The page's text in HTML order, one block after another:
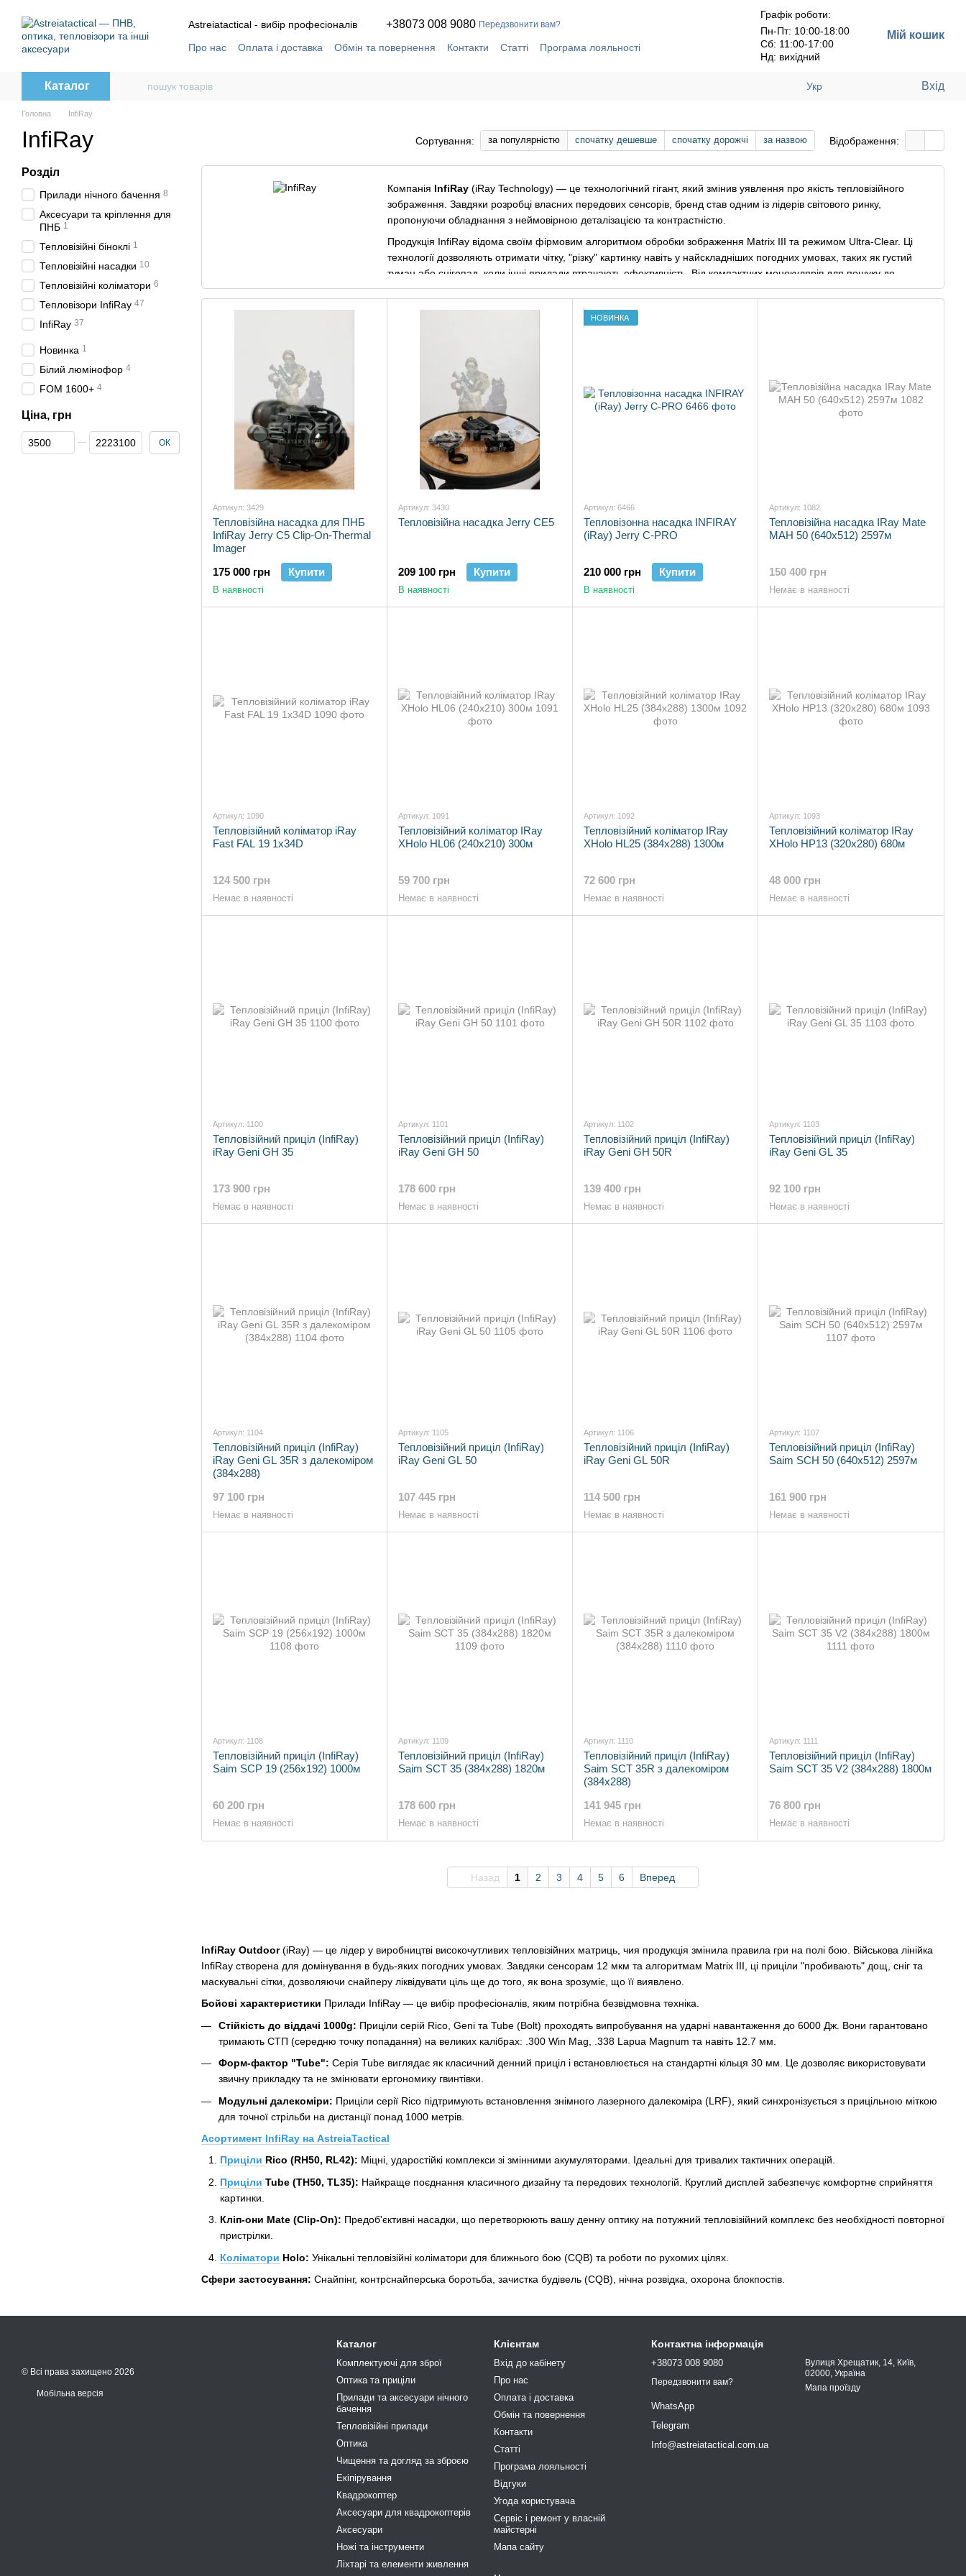
Astreiatactical - вибір професіоналів
+38073 008 9080 Передзвонити вам?
Про нас Оплата і доставка Обмін та повернення Контакти Статті
Програма лояльності
Графік роботи:
Пн-Пт: 10:00-18:00
Сб: 11:00-17:00
Нд: вихідний
Мій кошик
Каталог Укр Вхід
Головна InfiRay
InfiRay Сортування: за популярністю спочатку дешевше спочатку дорожчі за назвою Відображення:
InfiRay Outdoor(iRay) — це лідер у виробництві високочутливих тепловізійних матриць, чия продукція змінила правила гри на полі бою. Військова лінійка
InfiRay створена для домінування в будь-яких погодних умовах. Завдяки сенсорам 12 мкм та алгоритмам Matrix III, ці приціли "пробивають" дощ, сніг та
маскувальні сітки, дозволяючи снайперу ліквідувати ціль ще до того, як вона зрозуміє, що її виявлено.
Бойові характеристики Прилади InfiRay — це вибір професіоналів, яким потрібна безвідмовна техніка.
Стійкість до віддачі 1000g: Приціли серій Rico, Geni та Tube (Bolt) проходять випробування на ударні навантаження до 6000 Дж. Вони гарантовано
тримають СТП (середню точку попадання) на великих калібрах: .300 Win Mag, .338 Lapua Magnum та навіть 12.7 мм.
Форм-фактор "Tube": Серія Tube виглядає як класичний денний приціл і встановлюється на стандартні кільця 30 мм. Це дозволяє використовувати
звичну прикладку та не змінювати ергономику гвинтівки.
Модульні далекоміри: Приціли серії Rico підтримують встановлення знімного лазерного далекоміра (LRF), який синхронізується з прицільною міткою
для точної стрільби на дистанції понад 1000 метрів.
Асортимент InfiRay на AstreiaTactical
Приціли Rico (RH50, RL42): Міцні, ударостійкі комплекси зі змінними акумуляторами. Ідеальні для тривалих тактичних операцій.
Приціли Tube (TH50, TL35): Найкраще поєднання класичного дизайну та передових технологій. Круглий дисплей забезпечує комфортне сприйняття
картинки.
Кліп-они Mate (Clip-On): Предоб'єктивні насадки, що перетворюють вашу денну оптику на потужний тепловізійний комплекс без необхідності повторної
пристрілки.
Коліматори Holo: Унікальні тепловізійні коліматори для ближнього бою (CQB) та роботи по рухомих цілях.
Сфери застосування: Снайпінг, контрснайперська боротьба, зачистка будівель (CQB), нічна розвідка, охорона блокпостів.
Компанія InfiRay (iRay Technology) — це технологічний гігант, який змінив уявлення про якість тепловізійного
зображення. Завдяки розробці власних передових сенсорів, бренд став одним із лідерів світового ринку,
пропонуючи обладнання з неймовірною деталізацією та контрастністю.
Продукція InfiRay відома своїм фірмовим алгоритмом обробки зображення Matrix III та режимом Ultra-Clear. Ці
технології дозволяють отримати чітку, "різку" картинку навіть у найскладніших погодних умовах, таких як густий
туман або снігопад, коли інші прилади втрачають ефективність. Від компактних монокулярів для пошуку до
потужних прицілів серії Rico — це техніка для тих, хто вимагає максимуму від кожного пікселя 🔥
Що вирізняє InfiRay:
— передові сенсори iRayVox з кроком пікселя 12 мікрон; — унікальний режим Ultra-Clear
для підвищення контрасту в негоду; — висока частота оновлення кадрів для комфортного спостереження за
— кришталева чіткість, що не залишає місця для сумнівів 🎯
Види товарів:
Тепловізійні приціли
Тепловізійні монокуляри
Тепловізійні насадки (Clip-On)
Лазерні далекоміри
Артикул: 3429
Тепловізійна насадка для ПНБ
InfiRay Jerry C5 Clip-On-Thermal
Imager
175 000 грн
Купити
В наявності
Артикул: 3430
Тепловізійна насадка Jerry CE5
209 100 грн Купити
В наявності
НОВИНКА
Артикул: 6466
Тепловізонна насадка INFIRAY
(iRay) Jerry C-PRO
210 000 грн Купити
В наявності
Артикул: 1082
Тепловізійна насадка IRay Mate
MAH 50 (640x512) 2597м
150 400 грн
Немає в наявності
Артикул: 1090
Тепловізійний коліматор iRay
Fast FAL 19 1x34D
124 500 грн
Немає в наявності
Артикул: 1091
Тепловізійний коліматор IRay
XHolo HL06 (240x210) 300м
59 700 грн
Немає в наявності
Артикул: 1092
Тепловізійний коліматор IRay
XHolo HL25 (384x288) 1300м
72 600 грн
Немає в наявності
Артикул: 1093
Тепловізійний коліматор IRay
XHolo HP13 (320x280) 680м
48 000 грн
Немає в наявності
Артикул: 1100
Тепловізійний приціл (InfiRay)
iRay Geni GH 35
173 900 грн
Немає в наявності
Артикул: 1101
Тепловізійний приціл (InfiRay)
iRay Geni GH 50
178 600 грн
Немає в наявності
Артикул: 1102
Тепловізійний приціл (InfiRay)
iRay Geni GH 50R
139 400 грн
Немає в наявності
Артикул: 1103
Тепловізійний приціл (InfiRay)
iRay Geni GL 35
92 100 грн
Немає в наявності
Артикул: 1104
Тепловізійний приціл (InfiRay)
iRay Geni GL 35R з далекоміром
(384x288)
97 100 грн
Немає в наявності
Артикул: 1105
Тепловізійний приціл (InfiRay)
iRay Geni GL 50
107 445 грн
Немає в наявності
Артикул: 1106
Тепловізійний приціл (InfiRay)
iRay Geni GL 50R
114 500 грн
Немає в наявності
Артикул: 1107
Тепловізійний приціл (InfiRay)
Saim SCH 50 (640x512) 2597м
161 900 грн
Немає в наявності
Артикул: 1108
Тепловізійний приціл (InfiRay)
Saim SCP 19 (256x192) 1000м
60 200 грн
Немає в наявності
Артикул: 1109
Тепловізійний приціл (InfiRay)
Saim SCT 35 (384x288) 1820м
178 600 грн
Немає в наявності
Артикул: 1110
Тепловізійний приціл (InfiRay)
Saim SCT 35R з далекоміром
(384x288)
141 945 грн
Немає в наявності
Артикул: 1111
Тепловізійний приціл (InfiRay)
Saim SCT 35 V2 (384x288) 1800м
76 800 грн
Немає в наявності
Назад 1 2 3 4 5 6 Вперед
Розділ
Прилади нічного бачення 8
Аксесуари та кріплення для
ПНБ 1
Тепловізійні біноклі 1
Тепловізійні насадки 10
Тепловізійні коліматори 6
Тепловізори InfiRay 47
InfiRay 37
Новинка 1
Білий люмінофор 4
FOM 1600+ 4
Ціна, грн
Від Ціна, грн
До Ціна, грн ОК
© Всі права захищено 2026
Мобільна версія
Каталог
Комплектуючі для зброї
Оптика та приціли
Прилади та аксесуари нічного
бачення
Тепловізійні прилади
Оптика
Чищення та догляд за зброєю
Екіпірування
Квадрокоптер
Аксесуари для квадрокоптерів
Аксесуари
Ножі та інструменти
Ліхтарі та елементи живлення
Клієнтам
Вхід до кабінету
Про нас
Оплата і доставка
Обмін та повернення
Контакти
Статті
Програма лояльності
Відгуки
Угода користувача
Сервіс і ремонт у власній
майстерні
Мапа сайту
Контактна інформація
+38073 008 9080
Передзвонити вам?
WhatsApp
Telegram
Info@astreiatactical.com.ua
Вулиця Хрещатик, 14, Київ,
02000, Україна
Мапа проїзду